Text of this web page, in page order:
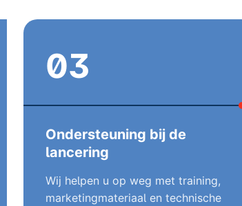
03
Ondersteuning bij de
lancering
Wij helpen u op weg met training,
marketingmateriaal en technische